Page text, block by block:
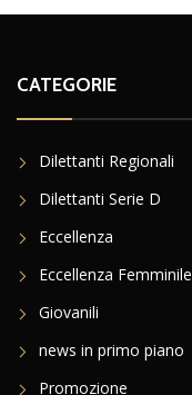
CATEGORIE
Dilettanti Regionali
Dilettanti Serie D
Eccellenza
Eccellenza Femminile
Giovanili
news in primo piano
Promozione